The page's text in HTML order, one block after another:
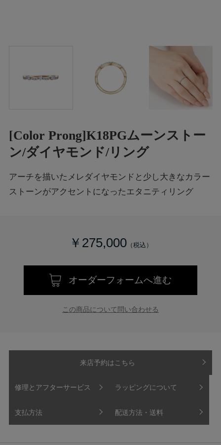
[Color Prong]K18PGムーンストー
ン/ダイヤモンド/リング
アーチを描いたメレダイヤモンドと少し大きなカラー
ストーンがアクセントになったエタニティリング
￥275,000
オーダーフォームへ進む
この商品について問い合わせる
来店予約はこちら
修理とアフターサービス ラッピングについて
支払方法 配送方法・送料